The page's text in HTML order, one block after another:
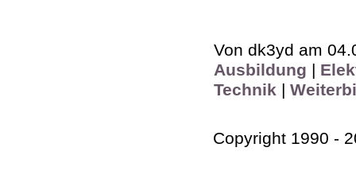
Von dk3yd am
Ausbildung |
Technik |
Copyright 1990 -